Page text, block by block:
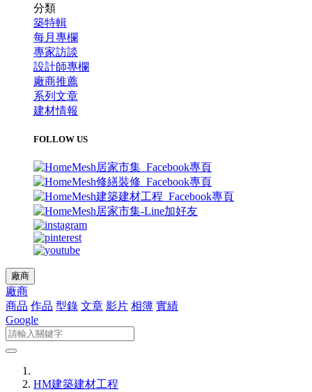
分類
築特輯
每月專欄
專家訪談
設計師專欄
廠商推薦
系列文章
建材情報
FOLLOW US
廠商
廠商
商品 作品 型錄 文章 影片 相簿 實績
Google
HM建築建材工程